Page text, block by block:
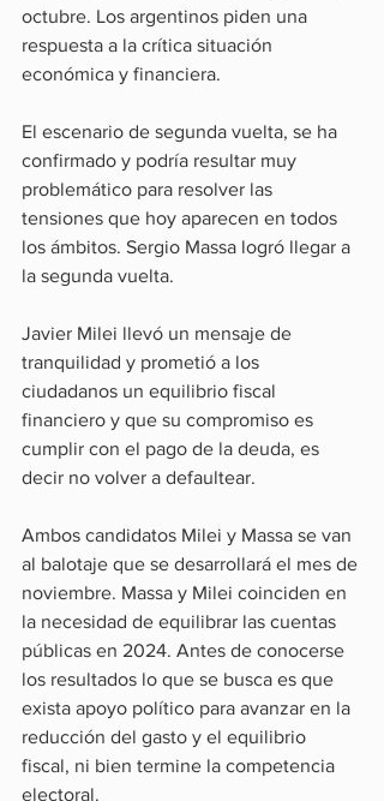
octubre. Los argentinos piden una
respuesta a la crítica situación
económica y financiera.
El escenario de segunda vuelta, se ha
confirmado y podría resultar muy
problemático para resolver las
tensiones que hoy aparecen en todos
los ámbitos. Sergio Massa logró llegar a
la segunda vuelta.
Javier Milei llevó un mensaje de
tranquilidad y prometió a los
ciudadanos un equilibrio fiscal
financiero y que su compromiso es
cumplir con el pago de la deuda, es
decir no volver a defaultear.
Ambos candidatos Milei y Massa se van
al balotaje que se desarrollará el mes de
noviembre. Massa y Milei coinciden en
la necesidad de equilibrar las cuentas
públicas en 2024. Antes de conocerse
los resultados lo que se busca es que
exista apoyo político para avanzar en la
reducción del gasto y el equilibrio
fiscal, ni bien termine la competencia
electoral.